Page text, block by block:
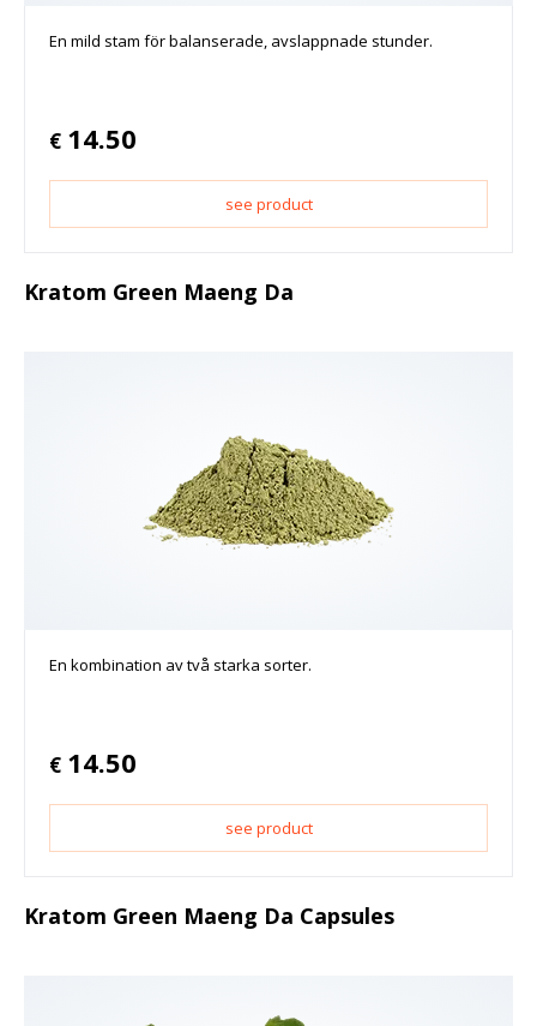
En mild stam för balanserade, avslappnade stunder.
€ 14.50
see product
Kratom Green Maeng Da
En kombination av två starka sorter.
€ 14.50
see product
Kratom Green Maeng Da Capsules